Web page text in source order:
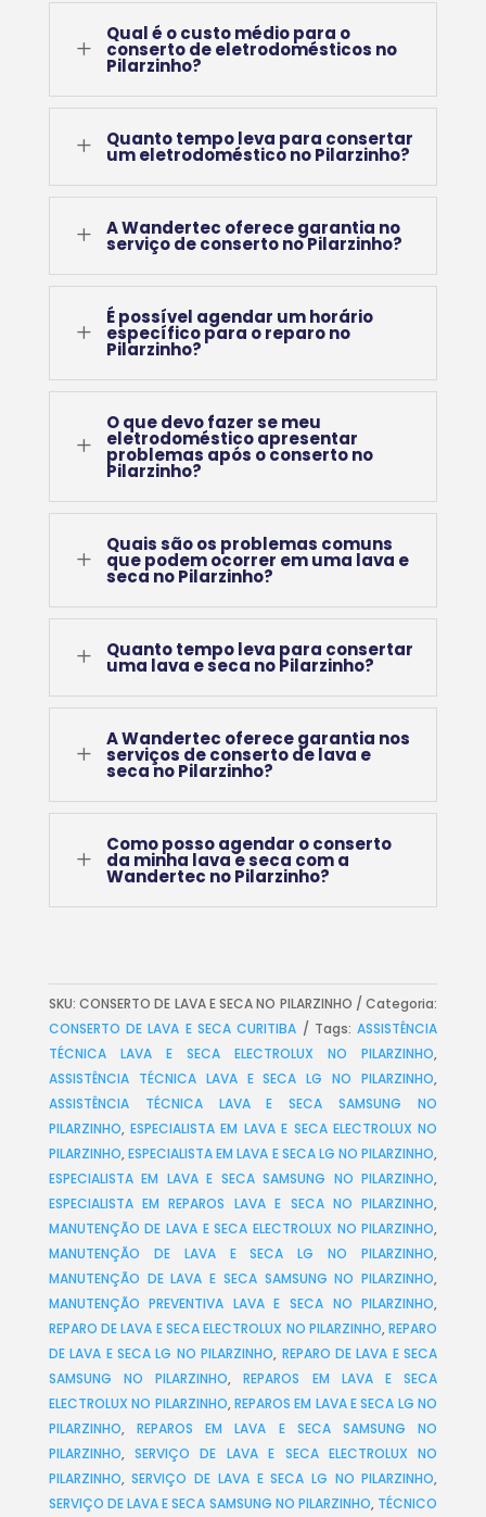
L
Qual é o custo médio para o
conserto de eletrodomésticos no
Pilarzinho?
L Quanto tempo leva para consertar
um eletrodoméstico no Pilarzinho?
L A Wandertec oferece garantia no
serviço de conserto no Pilarzinho?
L
É possível agendar um horário
específico para o reparo no
Pilarzinho?
L
O que devo fazer se meu
eletrodoméstico apresentar
problemas após o conserto no
Pilarzinho?
L
Quais são os problemas comuns
que podem ocorrer em uma lava e
seca no Pilarzinho?
L Quanto tempo leva para consertar
uma lava e seca no Pilarzinho?
L
A Wandertec oferece garantia nos
serviços de conserto de lava e
seca no Pilarzinho?
L
Como posso agendar o conserto
da minha lava e seca com a
Wandertec no Pilarzinho?
SKU:CONSERTO DE LAVA E SECA NO PILARZINHO
Categoria:
CONSERTO DE LAVA E SECA CURITIBA
Tags:ASSISTÊNCIA
TÉCNICA LAVA E SECA ELECTROLUX NO PILARZINHO,
ASSISTÊNCIA TÉCNICA LAVA E SECA LG NO PILARZINHO,
ASSISTÊNCIA TÉCNICA LAVA E SECA SAMSUNG NO
PILARZINHO,ESPECIALISTA EM LAVA E SECA ELECTROLUX NO
PILARZINHO,ESPECIALISTA EM LAVA E SECA LG NO PILARZINHO,
ESPECIALISTA EM LAVA E SECA SAMSUNG NO PILARZINHO,
ESPECIALISTA EM REPAROS LAVA E SECA NO PILARZINHO,
MANUTENÇÃO DE LAVA E SECA ELECTROLUX NO PILARZINHO,
MANUTENÇÃO DE LAVA E SECA LG NO PILARZINHO,
MANUTENÇÃO DE LAVA E SECA SAMSUNG NO PILARZINHO,
MANUTENÇÃO PREVENTIVA LAVA E SECA NO PILARZINHO,
REPARO DE LAVA E SECA ELECTROLUX NO PILARZINHO,REPARO
DE LAVA E SECA LG NO PILARZINHO, REPARO DE LAVA E SECA
SAMSUNG NO PILARZINHO,REPAROS EM LAVA E SECA
ELECTROLUX NO PILARZINHO,REPAROS EM LAVA E SECA LG NO
PILARZINHO, REPAROS EM LAVA E SECA SAMSUNG NO
PILARZINHO,SERVIÇO DE LAVA E SECA ELECTROLUX NO
PILARZINHO,SERVIÇO DE LAVA E SECA LG NO PILARZINHO,
SERVIÇO DE LAVA E SECA SAMSUNG NO PILARZINHO, TÉCNICO